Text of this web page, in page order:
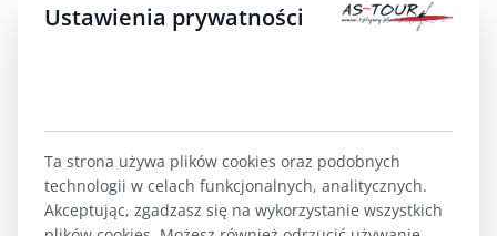
Parking strzeżonyna czas spływu –
Biwak / pole namiotowe– na trasie
Pisy liczymy 20–35 zł za namiot za noc,
czyli 40–70 zł za dwie noce.
Prowiant przygotowany przed
Ustawienia prywatności
Ta strona używa plików cookies oraz podobnych
technologii w celach funkcjonalnych, analitycznych.
Akceptując, zgadzasz się na wykorzystanie wszystkich